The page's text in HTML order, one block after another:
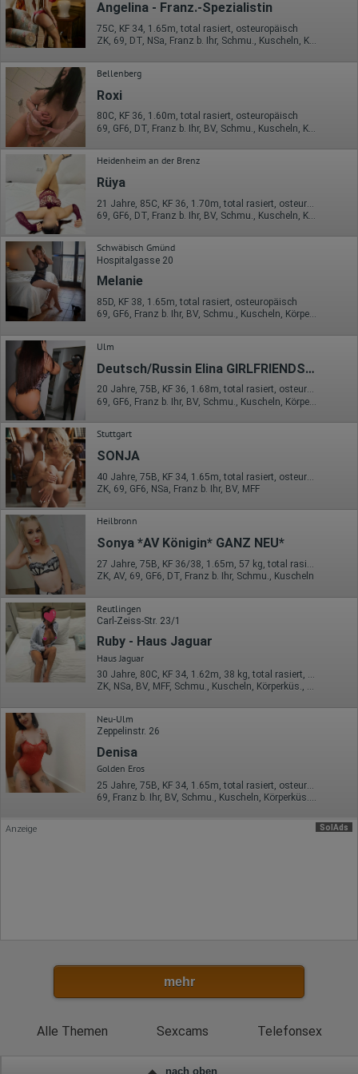
übertragen und dort gekürzt. Die von dem Browser des Nutzers
übermittelte IP-Adresse wird nicht mit anderen Daten von Google
zusammengeführt.
Herkunft (Land und Stadt)
Sprache
Betriebssystem
Gerät (PC, Tablet-PC oder Smartphone)
Browser und alle verwendeten Add-ons
Auflösung des Computers
Besucherquelle (Facebook, Suchmaschine oder
verweisende Webseite)
Welche Dateien wurden heruntergeladen?
Welche Videos angeschaut?
Wurden Werbebanner angeklickt?
Wohin ging der Besucher? Klickte er auf weitere Seiten des
Portals oder hat er sie komplett verlassen?
Wie lange blieb der Besucher?
Ort der Verarbeitung:
Europäische Union & USA
Hotjar
Daten über das Benutzerverhalten zu sammeln. Hotjar kann
auch im Rahmen von Umfragen und Feedbackfunktionen, die
auf unserer Website eingebunden sind, von Ihnen bereitgestellte
Informationen verarbeiten.
Herausgeber:
Hotjar Limited, Malta
Erhobene Daten:
Datum und Uhrzeit des Besuchs
Gerätetyp
Geografischer Standort
IP-Adresse
Mausbewegungen
Besuchte Seiten
Referrer URL
Bildschirmauflösung
Eindeutige Gerätekennung
Sprachinformationen
Gerätebestriebssystem
Browser-Typ
Klicks
Domain-Name
Eindeutige Benutzerkennung
Antworten auf Umfragen
Ort der Verarbeitung:
Europäische Union
Rechtliche Grundlage der Verarbeitung
Art. 6 Abs. 1 S. 1 lit. a DSGVO
Angelina - Franz.-Spezialistin
75C, KF 34, 1.65m, total rasiert, osteuropäisch
ZK, 69, DT, NSa, Franz b. Ihr, Schmu., Kuscheln, Körperküs.
Bellenberg
Roxi
80C, KF 36, 1.60m, total rasiert, osteuropäisch
Heidenheim an der Brenz
Rüya
69, GF6, DT, Franz b. Ihr, BV, Schmu., Kuscheln, Körperküs.
Schwäbisch Gmünd
Hospitalgasse 20
Melanie
85D, KF 38, 1.65m, total rasiert, osteuropäisch
69, GF6, Franz b. Ihr, BV, Schmu., Kuscheln, Körperküs., DSa
Ulm
Deutsch/Russin Elina GIRLFRIENDSERVICE
20 Jahre, 75B, KF 36, 1.68m, total rasiert, osteuropäisch
Stuttgart
SONJA
ZK, 69, GF6, NSa, Franz b. Ihr, BV, MFF
Heilbronn
Sonya *AV Königin* GANZ NEU*
27 Jahre, 75B, KF 36/38, 1.65m, 57 kg, total rasiert, osteuropäisch
ZK, AV, 69, GF6, DT, Franz b. Ihr, Schmu., Kuscheln
Reutlingen
Carl-Zeiss-Str. 23/1
Ruby - Haus Jaguar
Haus Jaguar
30 Jahre, 80C, KF 34, 1.62m, 38 kg, total rasiert, osteuropäisch
ZK, NSa, BV, MFF, Schmu., Kuscheln, Körperküs., DSa
Neu-Ulm
Zeppelinstr. 26
Denisa
Golden Eros
SolAds
Anzeige
mehr
Alle Themen Sexcams Telefonsex
nach oben